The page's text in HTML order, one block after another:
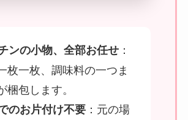
ンの小物、全部お任せ：
枚一枚、調味料の一つま
梱包します。
のお片付け不要：元の場